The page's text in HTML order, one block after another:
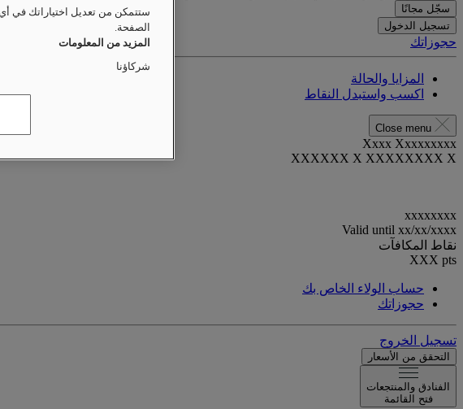
سجّل مجانًا
تسجيل الدخول
حجوزاتك
المزايا والحالة
اكسب واستبدل النقاط
Close menu
Xxxx Xxxxxxxxx
XXXXXX X XXXXXXXX X
xxxxxxxx
Valid until xx/xx/xxxx
نقاط المكافآت
XXX pts
حساب الولاء الخاص بك
حجوزاتك
تسجيل الخروج
التحقق من الأسعار
الفنادق والمنتجعات
فتح القائمة
ستتمكن من تعديل اختياراتك في
الصفحة.
المزيد من المعلومات
شركاؤنا